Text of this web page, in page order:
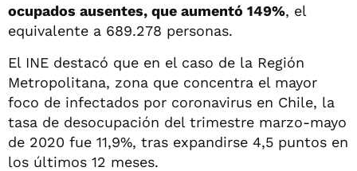
ocupados ausentes, que aumentó 149%, el
equivalente a 689.278 personas.
El INE destacó que en el caso de la Región
Metropolitana, zona que concentra el mayor
foco de infectados por coronavirus en Chile, la
tasa de desocupación del trimestre marzo-mayo
de 2020 fue 11,9%, tras expandirse 4,5 puntos en
los últimos 12 meses.